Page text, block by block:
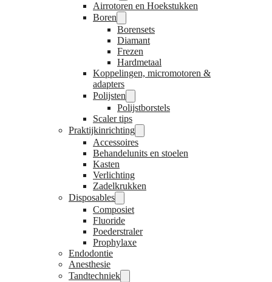
Airrotoren en Hoekstukken
Boren
Borensets
Diamant
Frezen
Hardmetaal
Koppelingen, micromotoren &
adapters
Polijsten
Polijstborstels
Scaler tips
Praktijkinrichting
Accessoires
Behandelunits en stoelen
Kasten
Verlichting
Zadelkrukken
Disposables
Composiet
Fluoride
Poederstraler
Prophylaxe
Endodontie
Anesthesie
Tandtechniek